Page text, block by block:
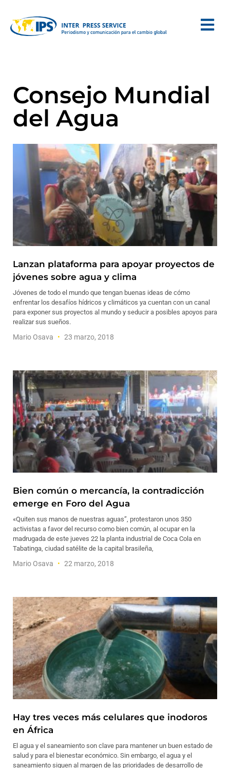
Consejo Mundial
del Agua
Lanzan plataforma para apoyar proyectos de
jóvenes sobre agua y clima
Jóvenes de todo el mundo que tengan buenas ideas de cómo
enfrentar los desafíos hídricos y climáticos ya cuentan con un canal
para exponer sus proyectos al mundo y seducir a posibles apoyos para
realizar sus sueños.
Mario Osava 23 marzo, 2018
Bien común o mercancía, la contradicción
emerge en Foro del Agua
«Quiten sus manos de nuestras aguas”, protestaron unos 350
activistas a favor del recurso como bien común, al ocupar en la
madrugada de este jueves 22 la planta industrial de Coca Cola en
Tabatinga, ciudad satélite de la capital brasileña,
Mario Osava 22 marzo, 2018
Hay tres veces más celulares que inodoros
en África
El agua y el saneamiento son clave para mantener un buen estado de
salud y para el bienestar económico. Sin embargo, el agua y el
saneamiento siguen al margen de las prioridades de desarrollo de